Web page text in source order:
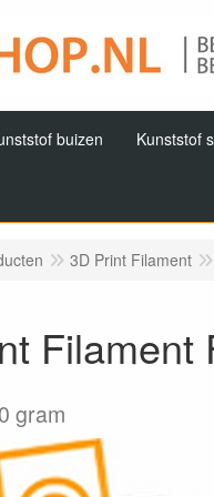
buizen Kunststof
3D Print Filament
Filament
gram